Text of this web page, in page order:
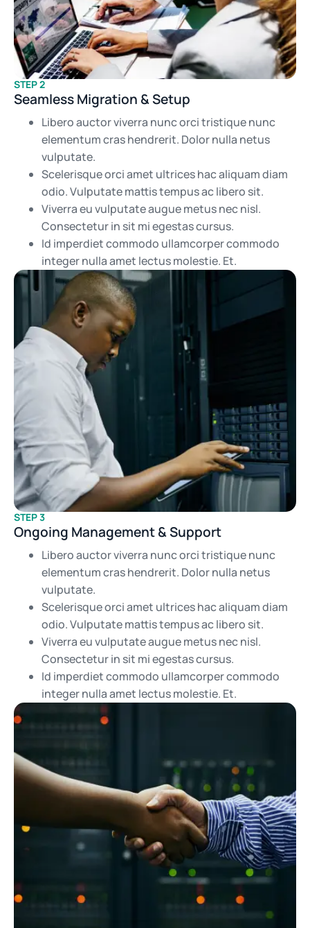
STEP 2
Seamless Migration & Setup
Libero auctor viverra nunc orci tristique nunc
elementum cras hendrerit. Dolor nulla netus
vulputate.
Scelerisque orci amet ultrices hac aliquam diam
odio. Vulputate mattis tempus ac libero sit.
Viverra eu vulputate augue metus nec nisl.
Consectetur in sit mi egestas cursus.
Id imperdiet commodo ullamcorper commodo
integer nulla amet lectus molestie. Et.
STEP 3
Ongoing Management & Support
Libero auctor viverra nunc orci tristique nunc
elementum cras hendrerit. Dolor nulla netus
vulputate.
Scelerisque orci amet ultrices hac aliquam diam
odio. Vulputate mattis tempus ac libero sit.
Viverra eu vulputate augue metus nec nisl.
Consectetur in sit mi egestas cursus.
Id imperdiet commodo ullamcorper commodo
integer nulla amet lectus molestie. Et.